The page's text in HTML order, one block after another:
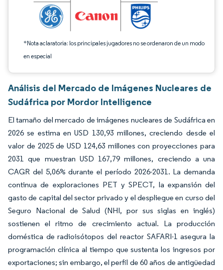
*Nota aclaratoria: los principales jugadores no se ordenaron de un modo
en especial
Análisis del Mercado de Imágenes Nucleares de
Sudáfrica por Mordor Intelligence
El tamaño del mercado de imágenes nucleares de Sudáfrica en
2026 se estima en USD 130,93 millones, creciendo desde el
valor de 2025 de USD 124,63 millones con proyecciones para
2031 que muestran USD 167,79 millones, creciendo a una
CAGR del 5,06% durante el período 2026-2031. La demanda
continua de exploraciones PET y SPECT, la expansión del
gasto de capital del sector privado y el despliegue en curso del
Seguro Nacional de Salud (NHI, por sus siglas en inglés)
sostienen el ritmo de crecimiento actual. La producción
doméstica de radioisótopos del reactor SAFARI-1 asegura la
programación clínica al tiempo que sustenta los ingresos por
exportaciones; sin embargo, el perfil de 60 años de antigüedad